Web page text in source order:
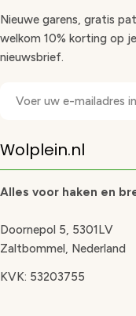
Wolplein.nl
Alles voor haken en
Doornepol 5, 5301LV
Zaltbommel, Nederland
KVK: 53203755
Nieuwe garens, gratis
welkom 10% korting op
nieuwsbrief.
mail